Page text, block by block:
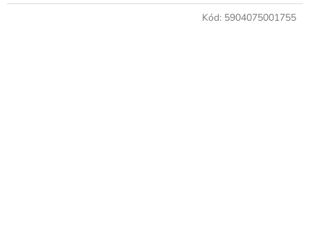
Kód: 5904075001755